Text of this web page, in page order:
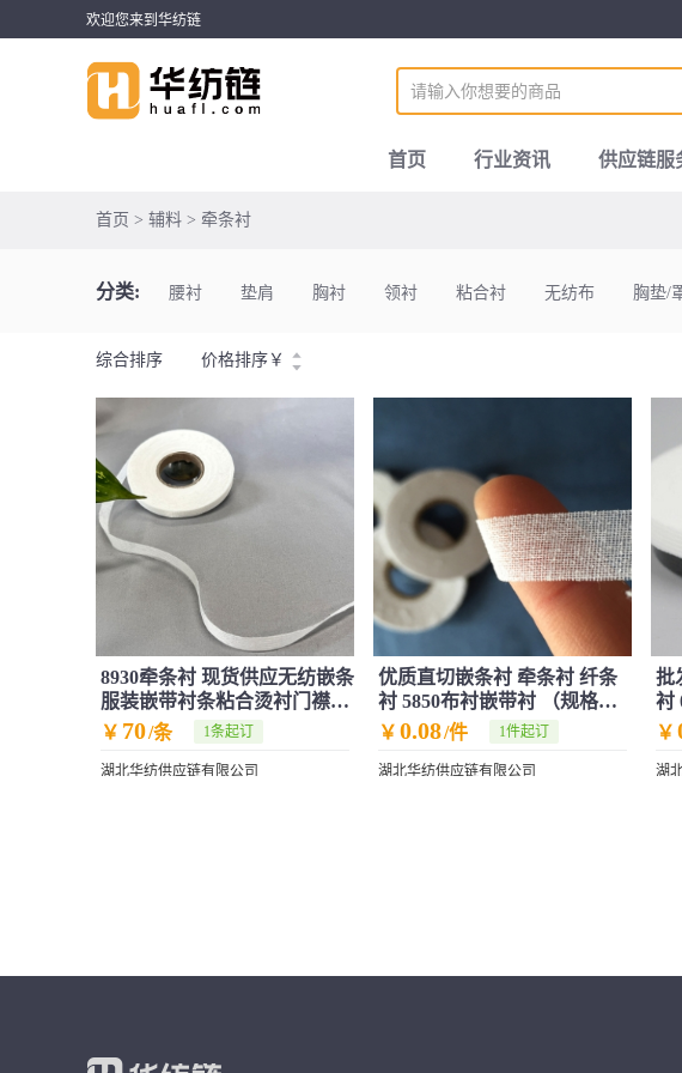
欢迎您来到华纺链
首页 行业资讯 供应链服
首页 > 辅料 > 牵条衬
分类: 腰衬 垫肩 胸衬 领衬 粘合衬 无纺布 胸垫/
综合排序 价格排序 ￥
8930牵条衬 现货供应无纺嵌条
服装嵌带衬条粘合烫衬门襟衬
布
￥ 70/条 1条起订
湖北华纺供应链有限公司
优质直切嵌条衬 牵条衬 纤条
衬 5850布衬嵌带衬 （规格可
定切）
￥ 0.08/件 1件起订
湖北华纺供应链有限公司
批
衬
切
￥
湖